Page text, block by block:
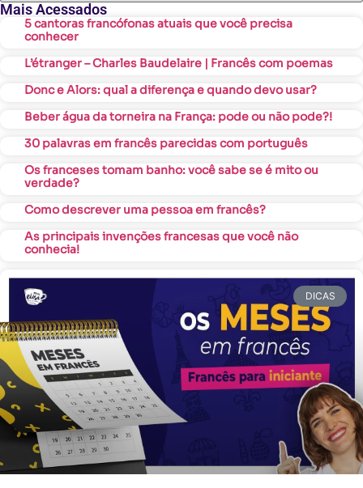
Mais Acessados
5 cantoras francófonas atuais que você precisa
conhecer
L’étranger – Charles Baudelaire | Francês com poemas
Donc e Alors: qual a diferença e quando devo usar?
Beber água da torneira na França: pode ou não pode?!
30 palavras em francês parecidas com português
Os franceses tomam banho: você sabe se é mito ou
verdade?
Como descrever uma pessoa em francês?
As principais invenções francesas que você não
conhecia!
DICAS